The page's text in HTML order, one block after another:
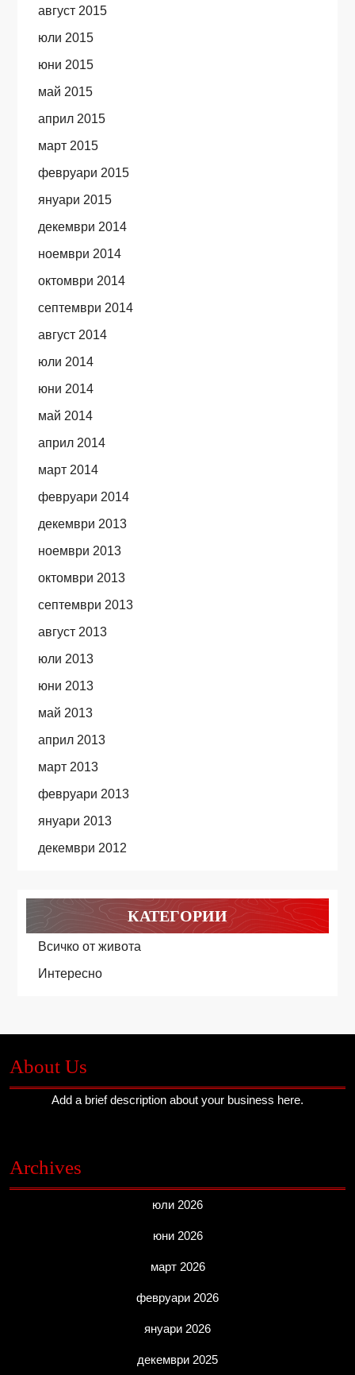
август 2015
юли 2015
юни 2015
май 2015
април 2015
март 2015
февруари 2015
януари 2015
декември 2014
ноември 2014
октомври 2014
септември 2014
август 2014
юли 2014
юни 2014
май 2014
април 2014
март 2014
февруари 2014
декември 2013
ноември 2013
октомври 2013
септември 2013
август 2013
юли 2013
юни 2013
май 2013
април 2013
март 2013
февруари 2013
януари 2013
декември 2012
КАТЕГОРИИ
Всичко от живота
Интересно
About Us
Add a brief description about your business here.
Archives
юли 2026
юни 2026
март 2026
февруари 2026
януари 2026
декември 2025